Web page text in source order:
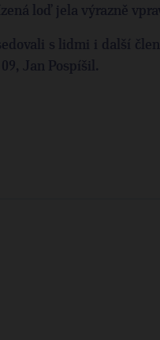
loď jela výrazně
s lidmi i další
Jan Pospíšil.